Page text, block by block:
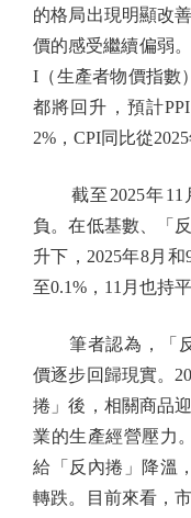
的格局出現明顯改
價的感受繼續偏弱
I（生產者物價指數
都將回升，預計
2%，CPI同比從
截至2025年11
負。在低基數、「
升下，2025年8月
至0.1%，11月也持平
筆者認為，「反
價逐步回歸現實。
捲」後，相關商品
業的生產經營壓力
給「反內捲」降溫
轉跌。目前來看，